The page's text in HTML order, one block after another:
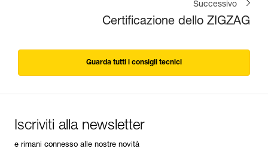
Successivo
Certificazione dello ZIGZAG
Guarda tutti i consigli tecnici
Iscriviti alla newsletter
e rimani connesso alle nostre novità